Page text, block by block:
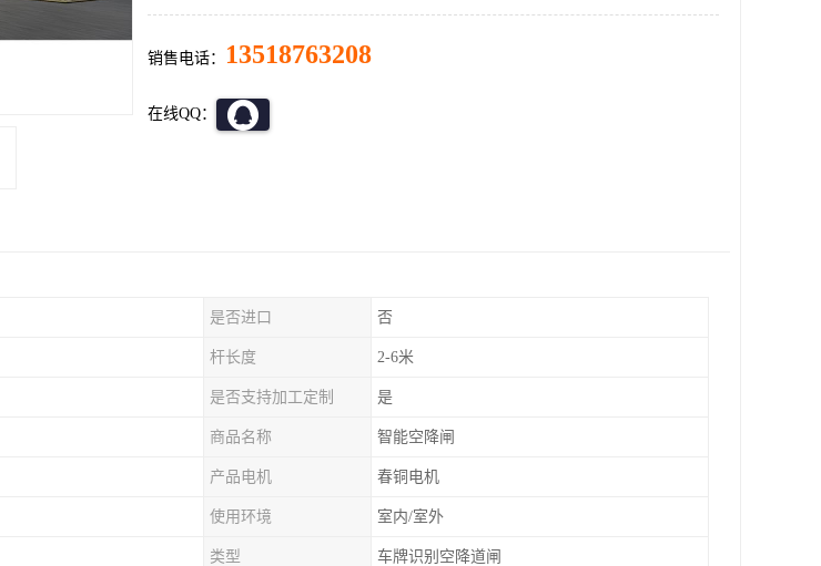
销售电话： 13518763208
在线QQ：
是否进口 否
杆长度 2-6米
是否支持加工定制 是
商品名称 智能空降闸
产品电机 春铜电机
使用环境 室内/室外
类型 车牌识别空降道闸